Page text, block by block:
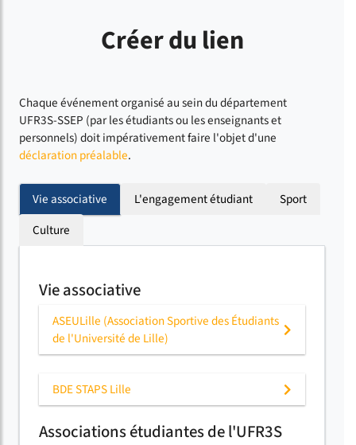
Créer du lien
Chaque événement organisé au sein du département
UFR3S-SSEP (par les étudiants ou les enseignants et
personnels) doit impérativement faire l'objet d'une
déclaration préalable.
Vie associative L'engagement étudiant
Sport
Culture
Vie associative
ASEULille (Association Sportive des Étudiants
de l'Université de Lille)
BDE STAPS Lille
Associations étudiantes de l'UFR3S